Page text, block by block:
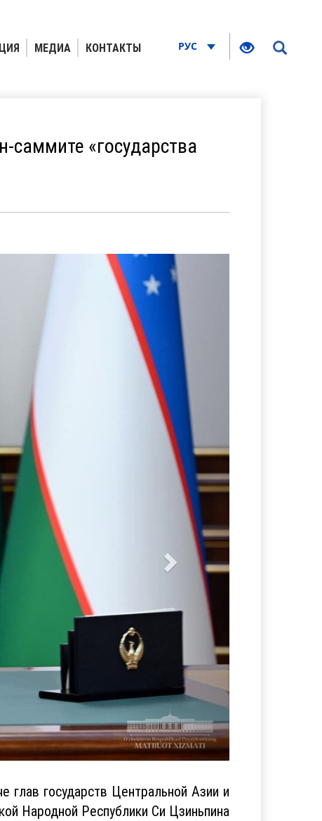
МЕДИА КОНТАКТЫ РУС
саммите «государства
глав государств Центральной Азии и
Народной Республики Си Цзиньпина